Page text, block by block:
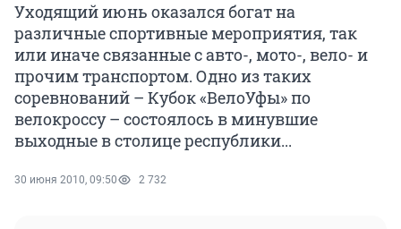
Уходящий июнь оказался богат на
различные спортивные мероприятия, так
или иначе связанные с авто-, мото-, вело- и
прочим транспортом. Одно из таких
соревнований – Кубок «ВелоУфы» по
велокроссу – состоялось в минувшие
выходные в столице республики...
30 июня 2010, 09:50 2 732